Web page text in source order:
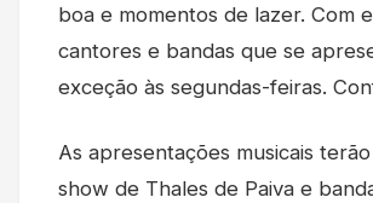
boa e momentos de lazer. Com
cantores e bandas que se
exceção às segundas-feiras.
As apresentações musicais
show de Thales de Paiva e